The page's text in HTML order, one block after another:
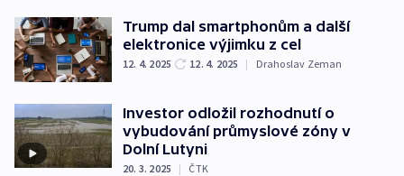
Trump dal smartphonům a další
elektronice výjimku z cel
12. 4. 2025 12. 4. 2025 | Drahoslav Zeman
Investor odložil rozhodnutí o
vybudování průmyslové zóny v
Dolní Lutyni
20. 3. 2025 | ČTK